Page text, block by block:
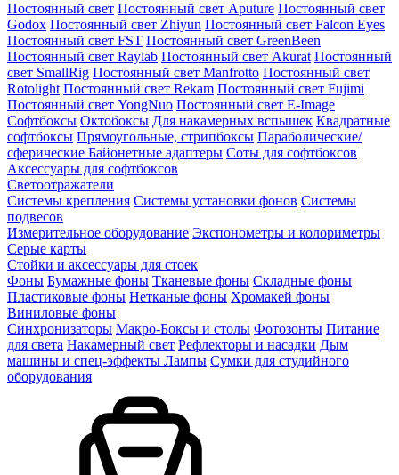
Постоянный свет Постоянный свет Aputure Постоянный свет
Godox Постоянный свет Zhiyun Постоянный свет Falcon Eyes
Постоянный свет FST Постоянный свет GreenBeen
Постоянный свет Raylab Постоянный свет Akurat Постоянный
свет SmallRig Постоянный свет Manfrotto Постоянный свет
Rotolight Постоянный свет Rekam Постоянный свет Fujimi
Постоянный свет YongNuo Постоянный свет E-Image
Софтбоксы Октобоксы Для накамерных вспышек Квадратные
софтбоксы Прямоугольные, стрипбоксы Параболические/
сферические Байонетныe адаптеры Соты для софтбоксов
Аксессуары для софтбоксов
Светоотражатели
Системы крепления Системы установки фонов Системы
подвесов
Измерительное оборудование Экспонометры и колориметры
Серые карты
Стойки и аксессуары для стоек
Фоны Бумажные фоны Тканевые фоны Складные фоны
Пластиковые фоны Нетканые фоны Хромакей фоны
Виниловые фоны
Синхронизаторы Макро-Боксы и столы Фотозонты Питание
для света Накамерный свет Рефлекторы и насадки Дым
машины и спец-эффекты Лампы Сумки для студийного
оборудования